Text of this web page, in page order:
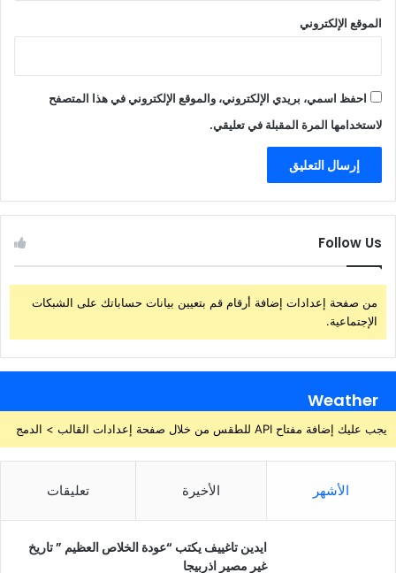
الموقع الإلكتروني
احفظ اسمي، بريدي الإلكتروني، والموقع الإلكتروني في هذا المتصفح
لاستخدامها المرة المقبلة في تعليقي.
Follow Us
من صفحة إعدادات إضافة أرقام قم بتعيين بيانات حساباتك على الشبكات
الإجتماعية.
Weather
يجب عليك إضافة مفتاح API للطقس من خلال صفحة إعدادات القالب > الدمج
الأشهر الأخيرة تعليقات
ايدين تاغييف يكتب “عودة الخلاص العظيم ” تاريخ
غير مصير اذربيجا